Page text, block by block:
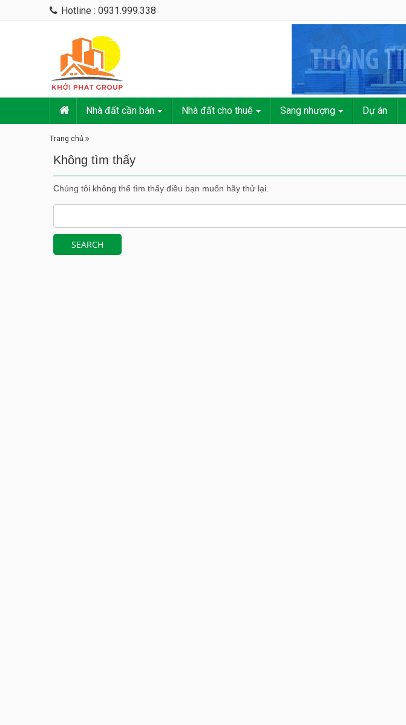
Hotline : 0931.999.338
Nhà đất cần bán Nhà đất cho thuê Sang nhượng Dự án
Trang chủ
Không tìm thấy
Chúng tôi không thể tìm thấy điều bạn muốn hãy thử lại.